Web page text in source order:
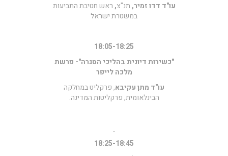
עו"ד דדו זמיר, תנ"צ, ראש חטיבת התביעות
במשטרת ישראל
18:05-18:25
"כשירות דיונית בהליכי הסגרה"- פרשת
מלכה לייפר
עו"ד מתן עקיבא, פרקליט במחלקה
הבינלאומית, פרקליטות המדינה.
18:25-18:45